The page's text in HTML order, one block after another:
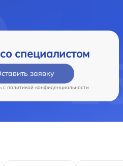
специалистом
заявку
c политикой конфиденциальности